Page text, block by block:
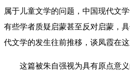
属于儿童文学的问题，中国现代文
有些学者质疑启蒙甚至反对启蒙，
代文学的发生往前推移，谈凤霞在这
这篇被朱自强视为具有原点意义